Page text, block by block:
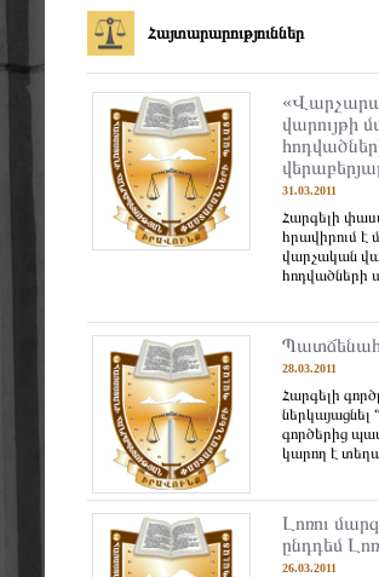
Հայտարարություններ
վարույթի
31.03.2011
Հարգելի
հրավիրում է
վարչական
հոդվածների
28.03.2011
Հարգելի
գործերից
կարող է
Լոռու
ընդդեմ
26.03.2011